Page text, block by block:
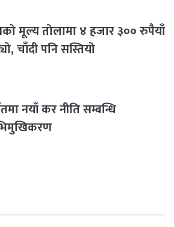
मूल्य तोलामा ४ हजार ३०० रुपैयाँ
चाँदी पनि सस्तियो
नयाँ कर नीति सम्बन्धि